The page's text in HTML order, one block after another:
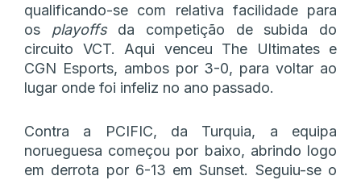
qualificando-se com relativa facilidade para
os playoffsda competição de subida do
circuito VCT. Aqui venceu The Ultimates e
CGN Esports, ambos por 3-0, para voltar ao
lugar onde foi infeliz no ano passado.
Contra a PCIFIC, da Turquia, a equipa
norueguesa começou por baixo, abrindo logo
em derrota por 6-13 em Sunset. Seguiu-se o